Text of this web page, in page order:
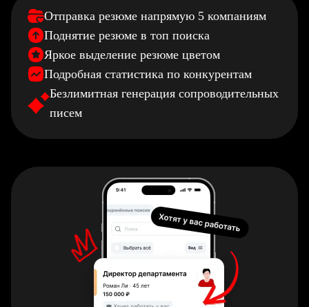
Отправка резюме напрямую 5 компаниям
Поднятие резюме в топ поиска
Яркое выделение резюме цветом
Подробная статистика по конкурентам
Безлимитная генерация сопроводительных
писем